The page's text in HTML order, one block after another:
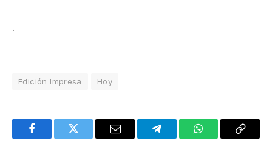
.
Edición Impresa Hoy
FacebookTwitter Email TelegramWhatsAppCopy